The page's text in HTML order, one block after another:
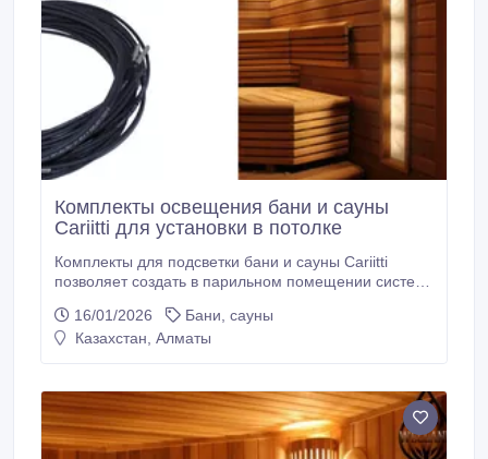
Комплекты освещения бани и сауны
Cariitti для установки в потолке
Комплекты для подсветки бани и сауны Cariitti
позволяет создать в парильном помещении систему
дополнительного освещения. Благодаря ей
пребывание в парильном помещении подарит еще
только на физическое, но и на психологическое
самочувствие.
16/01/2026
Бани, сауны
Казахстан, Алматы